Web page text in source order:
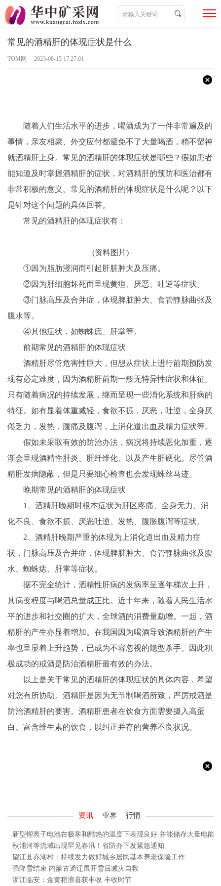
常见的酒精肝的体现症状是什么
TOM网 2023-08-15 17:27:01
随着人们生活水平的进步，喝酒成为了一件非常遍及的
事情，亲友相聚、外交应付都避免不了大量喝酒，稍不留神
就酒精肝上身。常见的酒精肝的体现症状是哪些？假如患者
能知道及时掌握酒精肝的症状，对酒精肝的预防和医治都有
非常积极的意义。常见的酒精肝的体现症状是什么呢？以下
是针对这个问题的具体回答。
常见的酒精肝的体现症状有：
(资料图片)
①因为脂肪浸润而引起肝脏肿大及压痛。
②因为肝细胞坏死而呈现黄疸、厌恶、吐逆等症状。
③门脉高压及合并症，体现脾脏肿大、食管静脉曲张及
腹水等。
④其他症状，如蜘蛛痣、肝掌等。
前期常见的酒精肝的体现症状
酒精肝尽管危害性巨大，但想从症状上进行前期预防发
现有必定难度，因为酒精肝前期一般无特异性症状和体征。
只有随着病况的持续发展，继而呈现一些消化系统和肝病的
特征。如有显着体重减轻，食欲不振，厌恶，吐逆，全身厌
倦乏力，发热，腹痛及腹泻，上消化道出血及精力症状等。
假如未采取有效的防治办法，病况将持续恶化加重，逐
渐会呈现酒精性肝炎、肝纤维化、以及产生肝硬化。尽管酒
精肝发病隐蔽，但是只要细心检查也会发现蛛丝马迹。
晚期常见的酒精肝的体现症状
1、酒精肝晚期时根本症状为肝区疼痛、全身无力、消
化不良、食欲不振、厌恶吐逆、发热、腹胀腹泻等症状。
2、酒精肝晚期严重的体现为上消化道出血及精力症
状，门脉高压及合并症，体现脾脏肿大、食管静脉曲张及腹
水、蜘蛛痣、肝掌等症状。
据不完全统计，酒精性肝病的发病率呈逐年梯次上升，
其病变程度与喝酒总量成正比。近十年来，随着人民生活水
平的进步和社交圈的扩大，全球酒的消费量勐增。一起，酒
精肝的产生亦显着增加。在我国因为喝酒导致酒精肝的产生
率也呈显着上升趋势，已成为不容忽视的隐型杀手。因此积
极成功的戒酒是防治酒精肝最有效的办法。
以上是关于常见的酒精肝的体现症状的具体内容，希望
对您有所协助。酒精肝是因为无节制喝酒所致，严厉戒酒是
防治酒精肝的要害。酒精肝患者在饮食方面需要摄入高蛋
白、富含维生素的饮食，以纠正并存的营养不良状况。
资讯 业界 行情
新型锂离子电池在极寒和酷热的温度下表现良好 并能储存大量电能
秋浦河等流域出现罕见春汛！省防办下发紧急通知
望江县赤湖村：持续发力做好城乡居民基本养老保险工作
强降雪结束 内蒙古通辽展开雪后减灾自救
浙江临安：金黄稻浪喜获丰收 丰收时节